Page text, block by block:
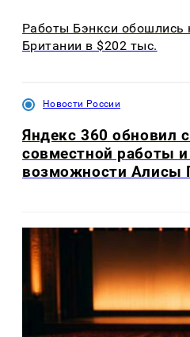
Работы Бэнкси обошлись
Британии в $202 тыс.
Новости России
Яндекс 360 обновил
совместной работы
возможности Алисы